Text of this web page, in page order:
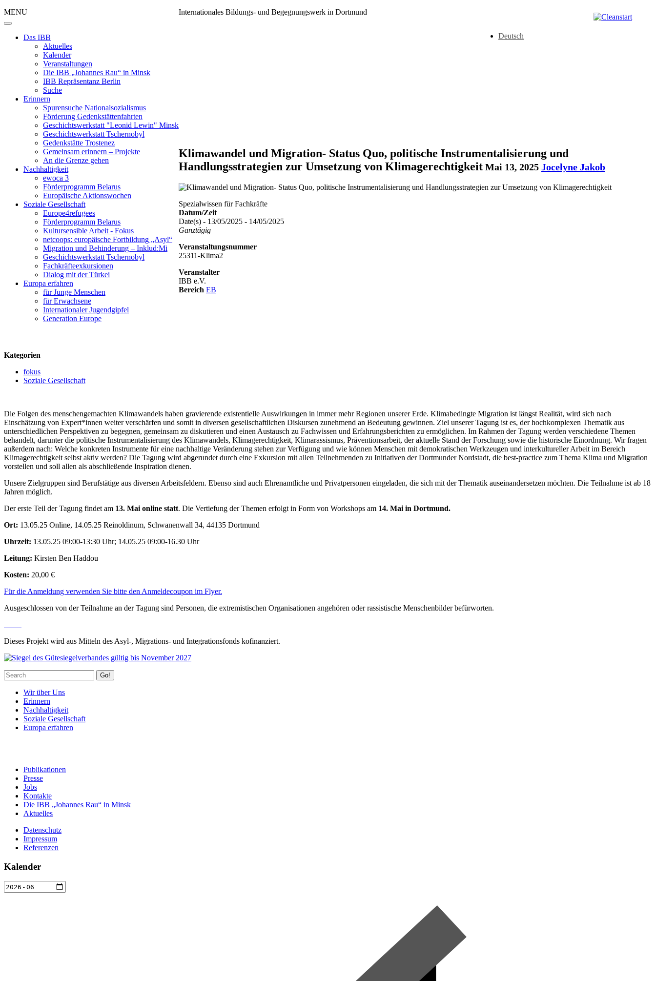
Deutsch
MENU
Das IBB
Aktuelles
Kalender
Veranstaltungen
Die IBB „Johannes Rau“ in Minsk
IBB Repräsentanz Berlin
Suche
Erinnern
Spurensuche Nationalsozialismus
Förderung Gedenkstättenfahrten
Geschichtswerkstatt "Leonid Lewin" Minsk
Geschichtswerkstatt Tschernobyl
Gedenkstätte Trostenez
Gemeinsam erinnern – Projekte
An die Grenze gehen
Nachhaltigkeit
ewoca 3
Förderprogramm Belarus
Europäische Aktionswochen
Soziale Gesellschaft
Europe4refugees
Förderprogramm Belarus
Kultursensible Arbeit - Fokus
netcoops: europäische Fortbildung „Asyl“
Migration und Behinderung – Inklud:Mi
Geschichtswerkstatt Tschernobyl
Fachkräfteexkursionen
Dialog mit der Türkei
Europa erfahren
für Junge Menschen
für Erwachsene
Internationaler Jugendgipfel
Generation Europe
Internationales Bildungs- und Begegnungswerk in Dortmund
Klimawandel und Migration- Status Quo, politische Instrumentalisierung und
Handlungsstrategien zur Umsetzung von Klimagerechtigkeit Mai 13, 2025 Jocelyne Jakob
Spezialwissen für Fachkräfte
Datum/Zeit
Date(s) - 13/05/2025 - 14/05/2025
Ganztägig
Veranstaltungsnummer
25311-Klima2
Veranstalter
IBB e.V.
Bereich EB
Kategorien
fokus
Soziale Gesellschaft
Die Folgen des menschengemachten Klimawandels haben gravierende existentielle Auswirkungen in immer mehr Regionen unserer Erde. Klimabedingte Migration ist längst Realität, wird sich nach
Einschätzung von Expert*innen weiter verschärfen und somit in diversen gesellschaftlichen Diskursen zunehmend an Bedeutung gewinnen. Ziel unserer Tagung ist es, der hochkomplexen Thematik aus
unterschiedlichen Perspektiven zu begegnen, gemeinsam zu diskutieren und einen Austausch zu Fachwissen und Erfahrungsberichten zu ermöglichen. Im Rahmen der Tagung werden verschiedene Themen
behandelt, darunter die politische Instrumentalisierung des Klimawandels, Klimagerechtigkeit, Klimarassismus, Präventionsarbeit, der aktuelle Stand der Forschung sowie die historische Einordnung. Wir fragen
außerdem nach: Welche konkreten Instrumente für eine nachhaltige Veränderung stehen zur Verfügung und wie können Menschen mit demokratischen Werkzeugen und interkultureller Arbeit im Bereich
Klimagerechtigkeit selbst aktiv werden? Die Tagung wird abgerundet durch eine Exkursion mit allen Teilnehmenden zu Initiativen der Dortmunder Nordstadt, die best-practice zum Thema Klima und Migration
vorstellen und soll allen als abschließende Inspiration dienen.
Unsere Zielgruppen sind Berufstätige aus diversen Arbeitsfeldern. Ebenso sind auch Ehrenamtliche und Privatpersonen eingeladen, die sich mit der Thematik auseinandersetzen möchten. Die Teilnahme ist ab 18
Jahren möglich.
Der erste Teil der Tagung findet am 13. Mai online statt. Die Vertiefung der Themen erfolgt in Form von Workshops am 14. Mai in Dortmund.
Ort: 13.05.25 Online, 14.05.25 Reinoldinum, Schwanenwall 34, 44135 Dortmund
Uhrzeit: 13.05.25 09:00-13:30 Uhr; 14.05.25 09:00-16.30 Uhr
Leitung: Kirsten Ben Haddou
Kosten: 20,00 €
Für die Anmeldung verwenden Sie bitte den Anmeldecoupon im Flyer.
Ausgeschlossen von der Teilnahme an der Tagung sind Personen, die extremistischen Organisationen angehören oder rassistische Menschenbilder befürworten.
Dieses Projekt wird aus Mitteln des Asyl-, Migrations- und Integrationsfonds kofinanziert.
Go!
Wir über Uns
Erinnern
Nachhaltigkeit
Soziale Gesellschaft
Europa erfahren
Publikationen
Presse
Jobs
Kontakte
Die IBB „Johannes Rau“ in Minsk
Aktuelles
Datenschutz
Impressum
Referenzen
Kalender